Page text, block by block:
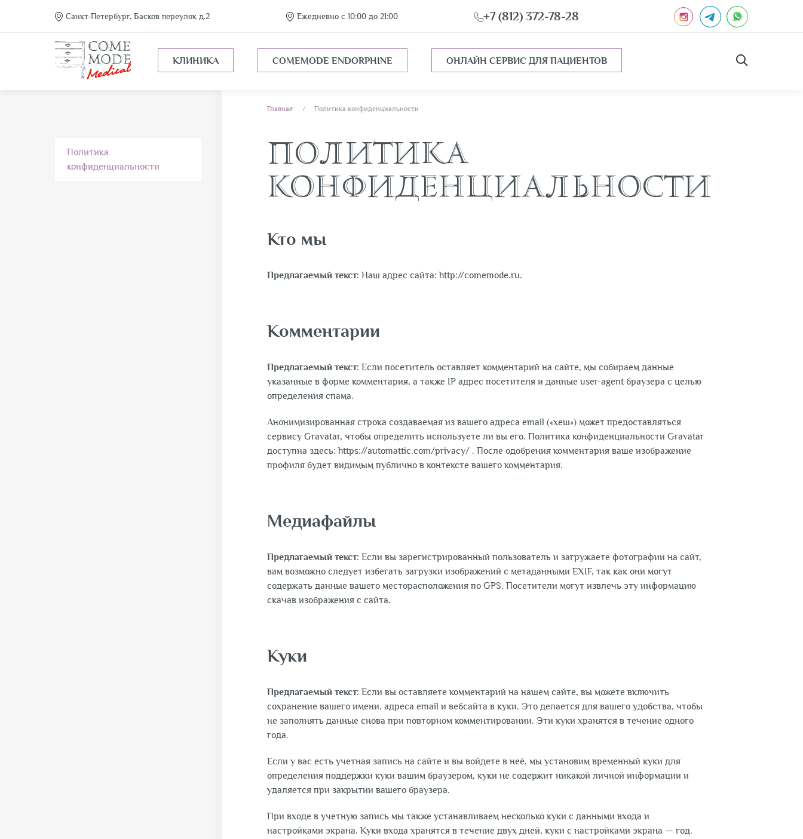
Санкт-Петербург, Басков переулок д.2 Ежедневно с 10:00 до 21:00 +7 (812) 372-78-28
КЛИНИКА COMEMODE ENDORPHINE ОНЛАЙН СЕРВИС ДЛЯ ПАЦИЕНТОВ
Политика
конфиденциальности
Главная Политика конфиденциальности
ПОЛИТИКА
КОНФИДЕНЦИАЛЬНОСТИ
Кто мы
Предлагаемый текст: Наш адрес сайта: http://comemode.ru.
Комментарии
Предлагаемый текст: Если посетитель оставляет комментарий на сайте, мы собираем данные
указанные в форме комментария, а также IP адрес посетителя и данные user-agent браузера с целью
определения спама.
Анонимизированная строка создаваемая из вашего адреса email («хеш») может предоставляться
сервису Gravatar, чтобы определить используете ли вы его. Политика конфиденциальности Gravatar
доступна здесь: https://automattic.com/privacy/ . После одобрения комментария ваше изображение
профиля будет видимым публично в контексте вашего комментария.
Медиафайлы
Предлагаемый текст: Если вы зарегистрированный пользователь и загружаете фотографии на сайт,
вам возможно следует избегать загрузки изображений с метаданными EXIF, так как они могут
содержать данные вашего месторасположения по GPS. Посетители могут извлечь эту информацию
скачав изображения с сайта.
Куки
Предлагаемый текст: Если вы оставляете комментарий на нашем сайте, вы можете включить
сохранение вашего имени, адреса email и вебсайта в куки. Это делается для вашего удобства, чтобы
не заполнять данные снова при повторном комментировании. Эти куки хранятся в течение одного
года.
Если у вас есть учетная запись на сайте и вы войдете в неё, мы установим временный куки для
определения поддержки куки вашим браузером, куки не содержит никакой личной информации и
удаляется при закрытии вашего браузера.
При входе в учетную запись мы также устанавливаем несколько куки с данными входа и
настройками экрана. Куки входа хранятся в течение двух дней, куки с настройками экрана — год.